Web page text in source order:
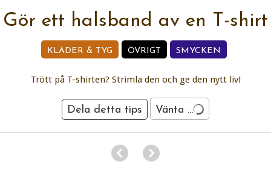
Gör ett halsband av en T-shirt
KLÄDER & TYG ÖVRIGT SMYCKEN
Trött på T-shirten? Strimla den och ge den nytt liv!
Dela detta tips Vänta ...